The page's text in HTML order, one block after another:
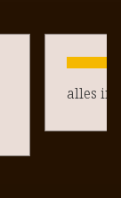
alles in